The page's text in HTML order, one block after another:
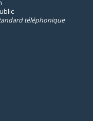
téléphonique